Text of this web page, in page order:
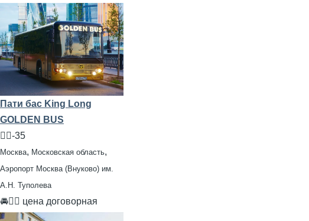
Пати бас King Long
GOLDEN BUS
🧍‍♂️-35
Москва, Московская область,
Аэропорт Москва (Внуково) им.
А.Н. Туполева
🚘👨‍✈ цена договорная